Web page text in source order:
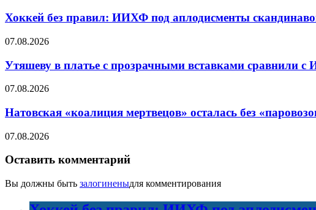
Хоккей без правил: ИИХФ под аплодисменты
07.08.2026
Утяшеву в платье с прозрачными вставками сравнили с
07.08.2026
Натовская «коалиция мертвецов» осталась без
07.08.2026
Оставить комментарий
Вы должны быть залогиненыдля комментирования